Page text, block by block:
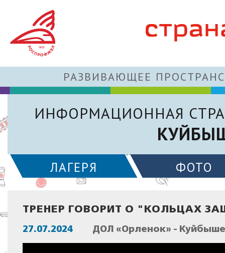
РАЗВИВАЮЩЕЕ
ИНФОРМАЦИОННАЯ
ЛАГЕРЯ ФОТО
ТРЕНЕР ГОВОРИТ О "КОЛЬЦАХ
27.07.2024 ДОЛ «Орленок» -